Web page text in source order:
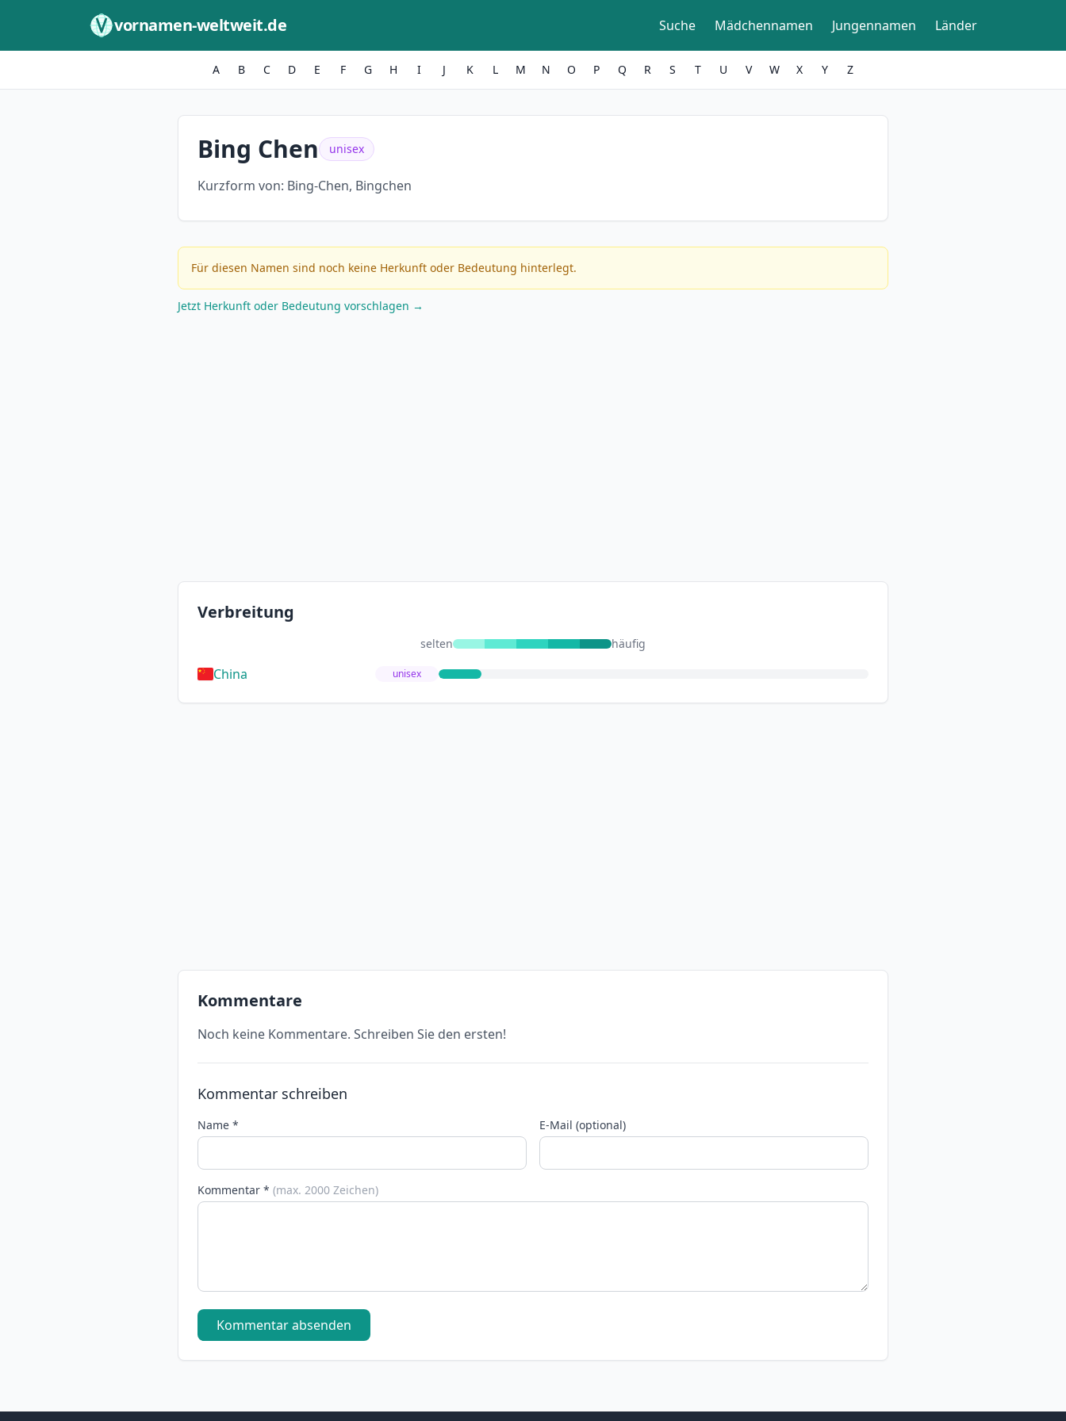
vornamen-weltweit.de Suche Mädchennamen Jungennamen Länder
A B C D E F G H I J K L M N O P Q R S T U V W X Y Z
Bing Chen unisex
Kurzform von: Bing-Chen, Bingchen
Für diesen Namen sind noch keine Herkunft oder Bedeutung hinterlegt.
Jetzt Herkunft oder Bedeutung vorschlagen →
Verbreitung
selten häufig
China unisex
Kommentare
Noch keine Kommentare. Schreiben Sie den ersten!
Kommentar schreiben
Name * E-Mail (optional)
Kommentar * (max. 2000 Zeichen)
Kommentar absenden